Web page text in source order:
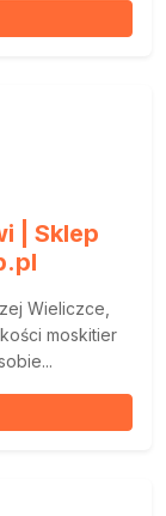
| Sklep
Wieliczce,
moskitier